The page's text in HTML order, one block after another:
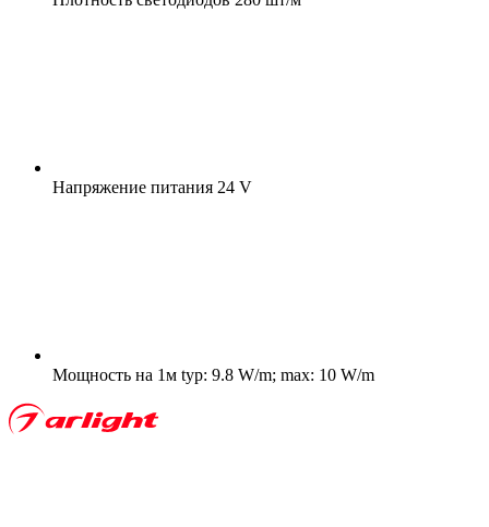
Напряжение питания 24 V
Мощность на 1м typ: 9.8 W/m; max: 10 W/m